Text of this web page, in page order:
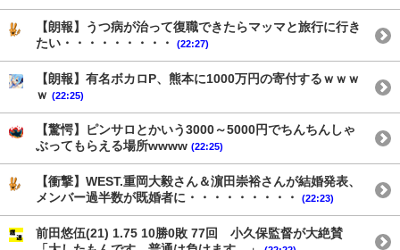
【朗報】うつ病が治って復職できたらマッマと旅行に行き
たい・・・・・・・・・
(22:27)
【朗報】有名ボカロP、熊本に1000万円の寄付するｗｗｗ
ｗ (22:25)
【驚愕】ピンサロとかいう3000～5000円でちんちんしゃ
ぶってもらえる場所wwww (22:25)
【衝撃】WEST.重岡大毅さん＆濵田崇裕さんが結婚発表、
メンバー過半数が既婚者に・・・・・・・・・
(22:23)
前田悠伍(21) 1.75 10勝0敗 77回 小久保監督が大絶賛